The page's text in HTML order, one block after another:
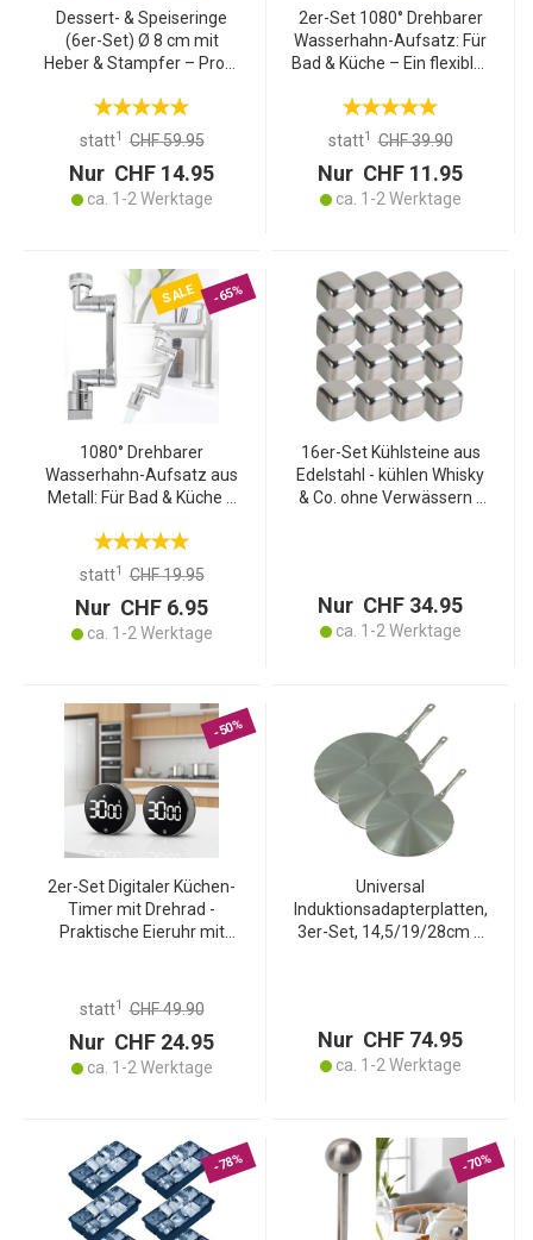
Dessert- & Speiseringe
(6er-Set) Ø 8 cm mit
Heber & Stampfer – Profi-
rostfreiem Edelstahl für
kreative Gerichte
statt1 CHF 59.95
Nur CHF 14.95
ca. 1-2 Werktage
2er-Set 1080° Drehbarer
Wasserhahn-Aufsatz: Für
Bad & Küche – Ein flexibler
Wasser & bringt Komfort
statt1 CHF 39.90
Nur CHF 11.95
ca. 1-2 Werktage
SALE -65%
1080° Drehbarer
Wasserhahn-Aufsatz aus
Metall: Für Bad & Küche –
flexibler Armatur-Sprudler
– Spart Wasser & bringt
statt1 CHF 19.95
Nur CHF 6.95
ca. 1-2 Werktage
16er-Set Kühlsteine aus
Edelstahl - kühlen Whisky
& Co. ohne Verwässern -
Nur CHF 34.95
ca. 1-2 Werktage
-50%
2er-Set Digitaler Küchen-
Timer mit Drehrad -
Praktische Eieruhr mit
grossem LCD-Display
statt1 CHF 49.90
Nur CHF 24.95
ca. 1-2 Werktage
Universal
Induktionsadapterplatten,
3er-Set, 14,5/19/28cm –
Nur CHF 74.95
ca. 1-2 Werktage
-78% -70%